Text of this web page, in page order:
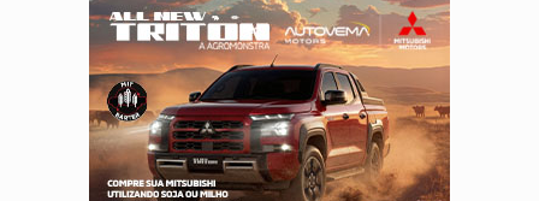
DEFESA:Exército testa inovações no combate a drones durante
TEMAS SOCIOAMBIENTAIS:Em Itapuã do Oeste, CINEMAZÔNIA leva cinema
PREVISÃO:Interior de Rondônia terá sábado (8) de calor intenso
INFRAESTRUTURA:Após quase 30 anos de espera, asfalto chega ao